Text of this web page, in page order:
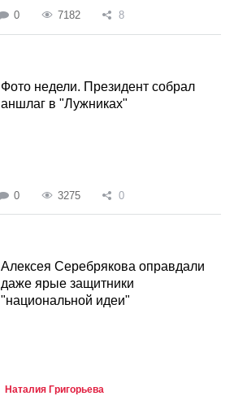
0 7182 8
Фото недели. Президент собрал
аншлаг в "Лужниках"
0 3275 0
Алексея Серебрякова оправдали
даже ярые защитники
"национальной идеи"
Наталия Григорьева